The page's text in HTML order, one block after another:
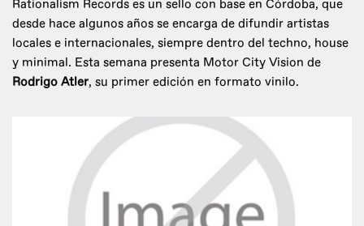
Rationalism Records es un sello con base en Córdoba, que
desde hace algunos años se encarga de difundir artistas
locales e internacionales, siempre dentro del techno, house
y minimal. Esta semana presenta Motor City Vision de
Rodrigo Atler, su primer edición en formato vinilo.